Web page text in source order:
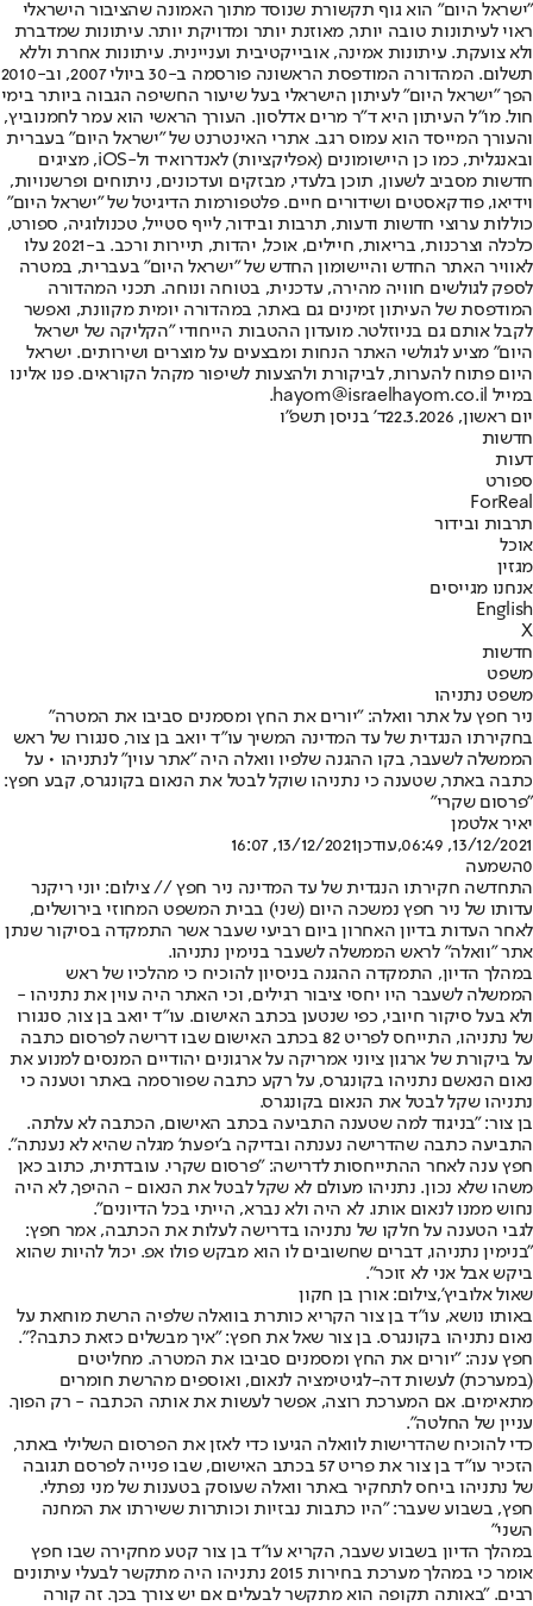
"ישראל היום" הוא גוף תקשורת שנוסד מתוך האמונה שהציבור הישראלי
ראוי לעיתונות טובה יותר, מאוזנת יותר ומדויקת יותר. עיתונות שמדברת
ולא צועקת. עיתונות אמינה, אובייקטיבית ועניינית. עיתונות אחרת וללא
תשלום. המהדורה המודפסת הראשונה פורסמה ב-30 ביולי 2007, וב-2010
הפך "ישראל היום" לעיתון הישראלי בעל שיעור החשיפה הגבוה ביותר בימי
חול. מו"ל העיתון היא ד"ר מרים אדלסון. העורך הראשי הוא עמר לחמנוביץ,
והעורך המייסד הוא עמוס רגב. אתרי האינטרנט של "ישראל היום" בעברית
ובאנגלית, כמו כן היישומונים (אפליקציות) לאנדרואיד ול-iOS, מציגים
חדשות מסביב לשעון, תוכן בלעדי, מבזקים ועדכונים, ניתוחים ופרשנויות,
וידיאו, פודקאסטים ושידורים חיים. פלטפורמות הדיגיטל של "ישראל היום"
כוללות ערוצי חדשות ודעות, תרבות ובידור, לייף סטייל, טכנולוגיה, ספורט,
כלכלה וצרכנות, בריאות, חיילים, אוכל, יהדות, תיירות ורכב. ב-2021 עלו
לאוויר האתר החדש והיישומון החדש של "ישראל היום" בעברית, במטרה
לספק לגולשים חוויה מהירה, עדכנית, בטוחה ונוחה. תכני המהדורה
המודפסת של העיתון זמינים גם באתר, במהדורה יומית מקוונת, ואפשר
לקבל אותם גם בניוזלטר. מועדון ההטבות הייחודי "הקליקה של ישראל
היום" מציע לגולשי האתר הנחות ומבצעים על מוצרים ושירותים. ישראל
היום פתוח להערות, לביקורת ולהצעות לשיפור מקהל הקוראים. פנו אלינו
במייל hayom@israelhayom.co.il.
יום ראשון, 22.3.2026
ד' בניסן תשפ"ו
חדשות
דעות
ספורט
ForReal
תרבות ובידור
אוכל
מגזין
אנחנו מגייסים
English
X
חדשות
משפט
משפט נתניהו
ניר חפץ על אתר וואלה: "יורים את החץ ומסמנים סביבו את המטרה"
בחקירתו הנגדית של עד המדינה המשיך עו"ד יואב בן צור, סנגורו של ראש
הממשלה לשעבר, בקו ההגנה שלפיו וואלה היה "אתר עוין" לנתניהו • על
כתבה באתר, שטענה כי נתניהו שוקל לבטל את הנאום בקונגרס, קבע חפץ:
"פרסום שקרי"
יאיר אלטמן
13/12/2021, 06:49
,עודכן13/12/2021, 16:07
0השמעה
התחדשה חקירתו הנגדית של עד המדינה ניר חפץ // צילום: יוני ריקנר
עדותו של ניר חפץ נמשכה היום (שני) בבית המשפט המחוזי בירושלים,
לאחר העדות בדיון האחרון ביום רביעי שעבר אשר התמקדה בסיקור שנתן
אתר "וואלה" לראש הממשלה לשעבר בנימין נתניהו.
במהלך הדיון, התמקדה ההגנה בניסיון להוכיח כי מהלכיו של ראש
הממשלה לשעבר היו יחסי ציבור רגילים, וכי האתר היה עוין את נתניהו -
ולא בעל סיקור חיובי, כפי שנטען בכתב האישום. עו"ד יואב בן צור, סנגורו
של נתניהו, התייחס לפריט 82 בכתב האישום שבו דרישה לפרסום כתבה
על ביקורת של ארגון ציוני אמריקה על ארגונים יהודיים המנסים למנוע את
נאום הנאשם נתניהו בקונגרס, על רקע כתבה שפורסמה באתר וטענה כי
נתניהו שקל לבטל את הנאום בקונגרס.
בן צור: "בניגוד למה שטענה התביעה בכתב האישום, הכתבה לא עלתה.
התביעה כתבה שהדרישה נענתה ובדיקה ב'יפעת' מגלה שהיא לא נענתה".
חפץ ענה לאחר ההתייחסות לדרישה: "פרסום שקרי. עובדתית, כתוב כאן
משהו שלא נכון. נתניהו מעולם לא שקל לבטל את הנאום - ההיפך, לא היה
נחוש ממנו לנאום אותו. לא היה ולא נברא, הייתי בכל הדיונים".
לגבי הטענה על חלקו של נתניהו בדרישה לעלות את הכתבה, אמר חפץ:
"בנימין נתניהו, דברים שחשובים לו הוא מבקש פולו אפ. יכול להיות שהוא
ביקש אבל אני לא זוכר".
שאול אלוביץ',צילום: אורן בן חקון
באותו נושא, עו"ד בן צור הקריא כותרת בוואלה שלפיה הרשת מוחאת על
נאום נתניהו בקונגרס. בן צור שאל את חפץ: "איך מבשלים כזאת כתבה?".
חפץ ענה: "יורים את החץ ומסמנים סביבו את המטרה. מחליטים
(במערכת) לעשות דה-לגיטימציה לנאום, ואוספים מהרשת חומרים
מתאימים. אם המערכת רוצה, אפשר לעשות את אותה הכתבה - רק הפוך.
עניין של החלטה".
כדי להוכיח שהדרישות לוואלה הגיעו כדי לאזן את הפרסום השלילי באתר,
הזכיר עו"ד בן צור את פריט 57 בכתב האישום, שבו פנייה לפרסם תגובה
של נתניהו ביחס לתחקיר באתר וואלה שעוסק בטענות של מני נפתלי.
חפץ, בשבוע שעבר: "היו כתבות נבזיות וכותרות ששירתו את המחנה
השני"
במהלך הדיון בשבוע שעבר, הקריא עו"ד בן צור קטע מחקירה שבו חפץ
אומר כי במהלך מערכת בחירות 2015 נתניהו היה מתקשר לבעלי עיתונים
רבים. "באותה תקופה הוא מתקשר לבעלים אם יש צורך בכך. זה קורה